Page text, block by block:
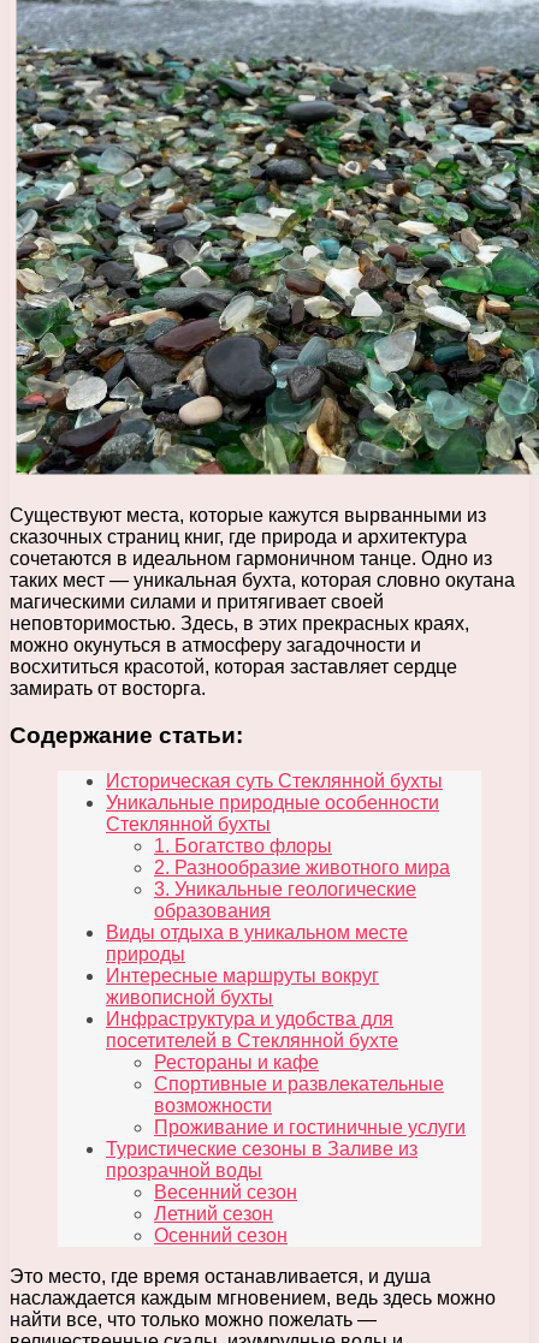
Существуют места, которые кажутся вырванными из
сказочных страниц книг, где природа и архитектура
сочетаются в идеальном гармоничном танце. Одно из
таких мест — уникальная бухта, которая словно окутана
магическими силами и притягивает своей
неповторимостью. Здесь, в этих прекрасных краях,
можно окунуться в атмосферу загадочности и
восхититься красотой, которая заставляет сердце
замирать от восторга.
Содержание статьи:
Историческая суть Стеклянной бухты
Уникальные природные особенности
Стеклянной бухты
1. Богатство флоры
2. Разнообразие животного мира
3. Уникальные геологические
образования
Виды отдыха в уникальном месте
природы
Интересные маршруты вокруг
живописной бухты
Инфраструктура и удобства для
посетителей в Стеклянной бухте
Рестораны и кафе
Спортивные и развлекательные
возможности
Проживание и гостиничные услуги
Туристические сезоны в Заливе из
прозрачной воды
Весенний сезон
Летний сезон
Осенний сезон
Это место, где время останавливается, и душа
наслаждается каждым мгновением, ведь здесь можно
найти все, что только можно пожелать —